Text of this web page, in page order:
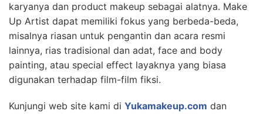
karyanya dan product makeup sebagai alatnya. Make
Up Artist dapat memiliki fokus yang berbeda-beda,
misalnya riasan untuk pengantin dan acara resmi
lainnya, rias tradisional dan adat, face and body
painting, atau special effect layaknya yang biasa
digunakan terhadap film-film fiksi.
Kunjungi web site kami di Yukamakeup.com dan